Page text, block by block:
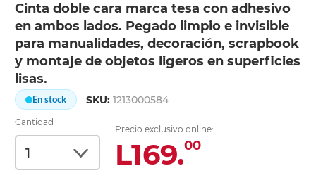
Cinta doble cara marca tesa con adhesivo
en ambos lados. Pegado limpio e invisible
para manualidades, decoración, scrapbook
y montaje de objetos ligeros en superficies
lisas.
En stock SKU:1213000584
Cantidad
Precio exclusivo online:
L169.00